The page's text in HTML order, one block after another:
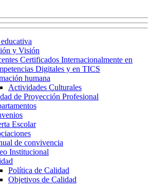
y Visión
Certificados Internacionalmente en
Digitales y en TICS
humana
Actividades Culturales
de Proyección Profesional
Escolar
de convivencia
Institucional
Política de Calidad
Objetivos de Calidad